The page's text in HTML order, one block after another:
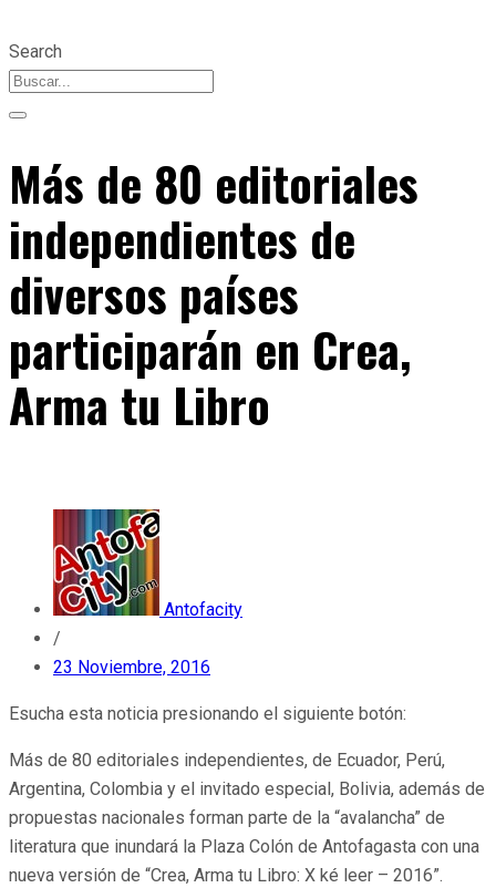
Search
Más de 80 editoriales
independientes de
diversos países
participarán en Crea,
Arma tu Libro
Antofacity
/
23 Noviembre, 2016
Esucha esta noticia presionando el siguiente botón:
Más de 80 editoriales independientes, de Ecuador, Perú,
Argentina, Colombia y el invitado especial, Bolivia, además de
propuestas nacionales forman parte de la “avalancha” de
literatura que inundará la Plaza Colón de Antofagasta con una
nueva versión de “Crea, Arma tu Libro: X ké leer – 2016”.